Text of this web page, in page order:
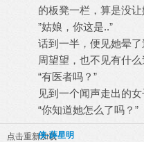
的板凳一栏，算是没让
”姑娘，你这是..”
话到一半，便见她晕
周望望，也不见有什
“有医者吗？”
见到一个闻声走出的
“你知道她怎么了吗？”
点击重新加载侠-薛星明